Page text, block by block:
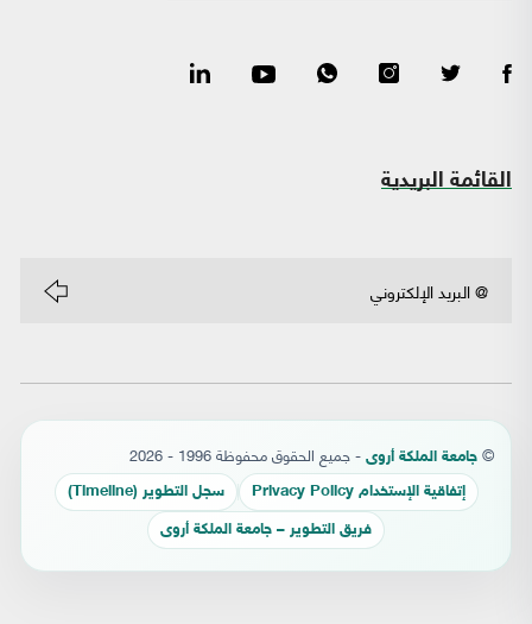
القائمة البريدية
© جامعة الملكة أروى - جميع الحقوق محفوظة 1996 - 2026
إتفاقية الإستخدام Privacy Policy سجل التطوير (Timeline)
فريق التطوير – جامعة الملكة أروى